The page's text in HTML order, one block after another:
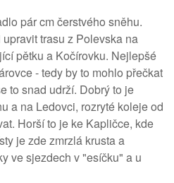
pár cm čerstvého sněhu.
trasu z Polevska na
pětku a Kočírovku. Nejlepšé
- tedy by to mohlo přečkat
to snad udrží. Dobrý to je
a na Ledovci, rozryté koleje od
Horší to je ke Kapličce, kde
je zde zmrzlá krusta a
ve sjezdech v "esíčku" a u